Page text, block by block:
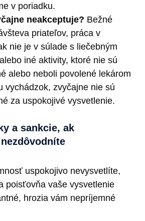
v poriadku.
neakceptuje? Bežné
priateľov, práca v
nie je v súlade s liečebným
iné aktivity, ktoré nie sú
alebo neboli povolené lekárom
vychádzok, zvyčajne nie sú
za uspokojivé vysvetlenie.
a sankcie, ak
uspokojivo nevysvetlíte,
poisťovňa vaše vysvetlenie
hrozia vám nepríjemné